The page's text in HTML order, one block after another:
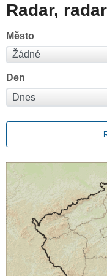
Radar,
Město
Den